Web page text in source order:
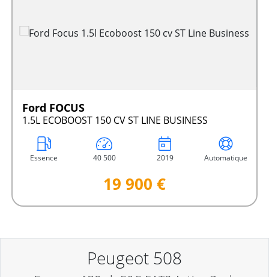
Ford FOCUS
1.5L ECOBOOST 150 CV ST LINE BUSINESS
Essence 40 500 2019 Automatique
19 900 €
Peugeot 508